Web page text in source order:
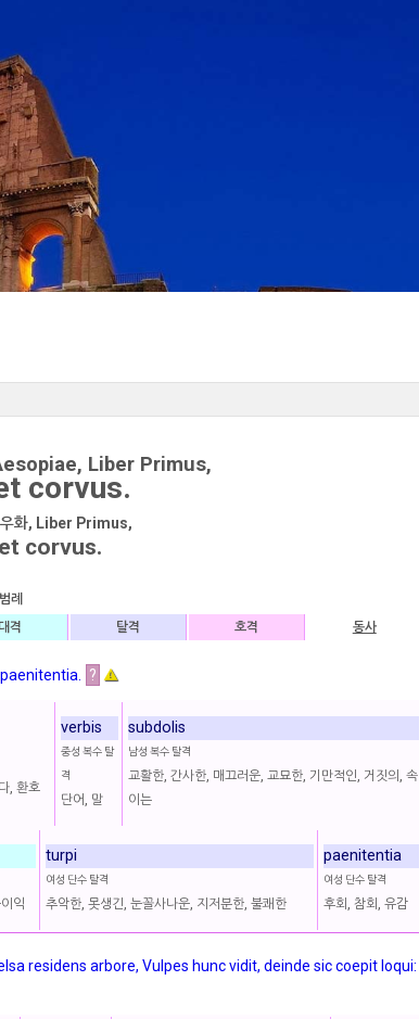
Liber Primus,
corvus.
우화, Liber Primus,
corvus.
범례
격 탈격 호격 동사
?
, 환호
verbis
중성 복수 탈
격
단어, 말
subdolis
남성 복수 탈격
교활한, 간사한, 매끄러운, 교묘한, 기만적인, 거짓의, 속
이는
익
turpi
여성 단수 탈격
추악한, 못생긴, 눈꼴사나운, 지저분한, 불쾌한
paenitentia
여성 단수 탈격
후회, 참회, 유감
residens arbore, Vulpes hunc vidit, deinde sic coepit loqui: